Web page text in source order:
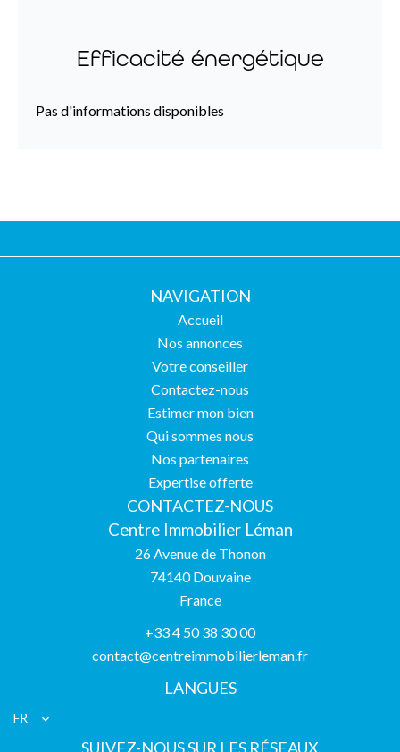
Efficacité énergétique
Pas d'informations disponibles
NAVIGATION
Accueil
Nos annonces
Votre conseiller
Contactez-nous
Estimer mon bien
Qui sommes nous
Nos partenaires
Expertise offerte
CONTACTEZ-NOUS
Centre Immobilier Léman
26 Avenue de Thonon
74140Douvaine
France
+33 4 50 38 30 00
contact@centreimmobilierleman.fr
LANGUES
FR
SUIVEZ-NOUS SUR LES RÉSEAUX